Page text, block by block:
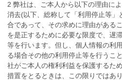
2 弊社は、ご本人から以下の理由に
消去(以下、総称して「利用停止等」
合であって、その求めに理由がある
を是正するために必要な限度で、遅
等を行います。但し、個人情報の利
る場合その他の利用停止等を行うこ
社がご本人の権利利益を保護するた
措置をとるときは、この限りではあり